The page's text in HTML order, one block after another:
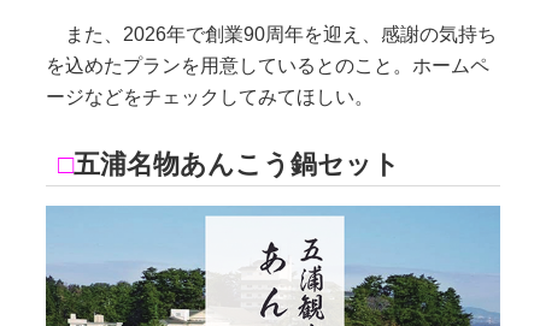
また、2026年で創業90周年を迎え、感謝の気持ち
を込めたプランを用意しているとのこと。ホームペ
ージなどをチェックしてみてほしい。
□五浦名物あんこう鍋セット